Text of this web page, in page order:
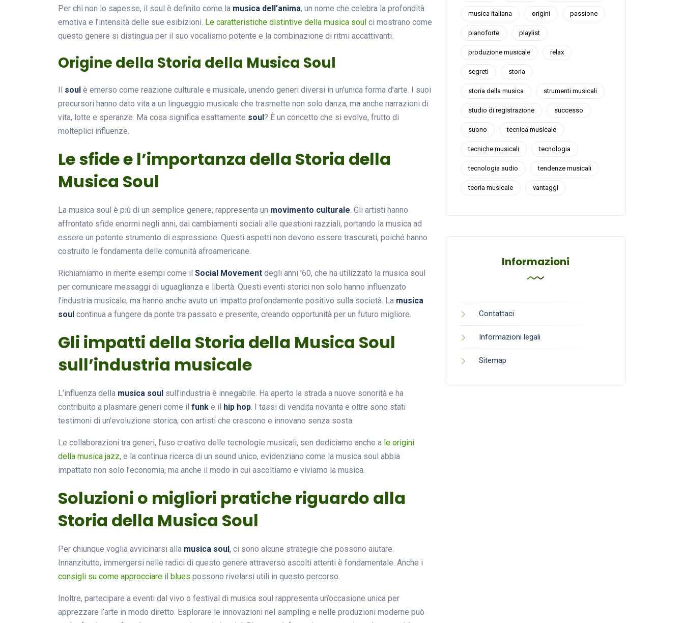
Per chi non lo sapesse, il soul è definito come la musica dell’anima, un nome che celebra la profondità
emotiva e l’intensità delle sue esibizioni. Le caratteristiche distintive della musica soul ci mostrano come
questo genere si distingua per il suo vocalismo potente e la combinazione di ritmi accattivanti.
Origine della Storia della Musica Soul
Il soul è emerso come reazione culturale e musicale, unendo generi diversi in un’unica forma d’arte. I suoi
precursori hanno dato vita a un linguaggio musicale che trasmette non solo danza, ma anche narrazioni di
vita, lotte e speranze. Ma cosa significa esattamente soul? È un concetto che si evolve, frutto di
molteplici influenze.
Le sfide e l’importanza della Storia della
Musica Soul
La musica soul è più di un semplice genere; rappresenta un movimento culturale. Gli artisti hanno
affrontato sfide enormi negli anni, dai cambiamenti sociali alle questioni razziali, portando la musica ad
essere un potente strumento di espressione. Questi aspetti non devono essere trascurati, poiché hanno
costruito le fondamenta delle comunità afroamericane.
Richiamiamo in mente esempi come il Social Movement degli anni ’60, che ha utilizzato la musica soul
per comunicare messaggi di uguaglianza e libertà. Questi eventi storici non solo hanno influenzato
l’industria musicale, ma hanno anche avuto un impatto profondamente positivo sulla società. La musica
soul continua a fungere da ponte tra passato e presente, creando opportunità per un futuro migliore.
Gli impatti della Storia della Musica Soul
sull’industria musicale
L’influenza della musica soul sull’industria è innegabile. Ha aperto la strada a nuove sonorità e ha
contribuito a plasmare generi come il funk e il hip hop. I tassi di vendita novanta e oltre sono stati
testimoni di un’evoluzione storica, con artisti che crescono e innovano senza sosta.
Le collaborazioni tra generi, l’uso creativo delle tecnologie musicali, sen dediciamo anche a le origini
della musica jazz, e la continua ricerca di un sound unico, evidenziano come la musica soul abbia
impattato non solo l’economia, ma anche il modo in cui ascoltiamo e viviamo la musica.
Soluzioni o migliori pratiche riguardo alla
Storia della Musica Soul
Per chiunque voglia avvicinarsi alla musica soul, ci sono alcune strategie che possono aiutare.
Innanzitutto, immergersi nelle radici di questo genere attraverso ascolti attenti è fondamentale. Anche i
consigli su come approcciare il blues possono rivelarsi utili in questo percorso.
Inoltre, partecipare a eventi dal vivo o festival di musica soul rappresenta un’occasione unica per
apprezzare l’arte in modo diretto. Esplorare le innovazioni nel sampling e nelle produzioni moderne può
musica italiana origini passione
pianoforte playlist
produzione musicale relax
segreti storia
storia della musica strumenti musicali
studio di registrazione successo
suono tecnica musicale
tecniche musicali tecnologia
tecnologia audio tendenze musicali
teoria musicale vantaggi
Informazioni
Contattaci
Informazioni legali
Sitemap